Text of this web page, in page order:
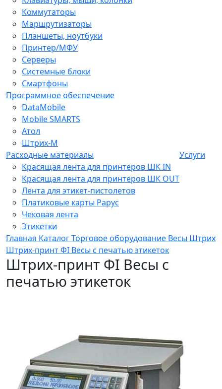
Коммутаторы
Маршрутизаторы
Планшеты, ноутбуки
Принтер/МФУ
Серверы
Системные блоки
Смартфоны
Программное обеспечение
DataMobile
Mobile SMARTS
Атол
Штрих-М
Расходные материалы
Красящая лента для принтеров ШК IN
Красящая лента для принтеров ШК OUT
Лента для этикет-пистолетов
Платиковые карты Рарус
Чековая лента
Этикетки
Услуги
Главная КаталогТорговое оборудование Весы Штрих
Штрих-принт ФI Весы с печатью этикеток
Штрих-принт ФI Весы с
печатью этикеток